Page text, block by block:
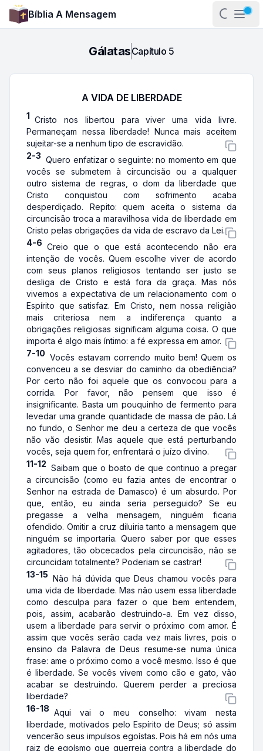
Bíblia A Mensagem
Abrir
GálatasCapítulo 5
A VIDA DE LIBERDADE
1 Cristo nos libertou para viver uma vida livre.
Permaneçam nessa liberdade! Nunca mais aceitem
sujeitar-se a nenhum tipo de escravidão.
2-3 Quero enfatizar o seguinte: no momento em que
vocês se submetem à circuncisão ou a qualquer
outro sistema de regras, o dom da liberdade que
Cristo conquistou com sofrimento acaba
desperdiçado. Repito: quem aceita o sistema da
circuncisão troca a maravilhosa vida de liberdade em
Cristo pelas obrigações da vida de escravo da Lei.
4-6 Creio que o que está acontecendo não era
intenção de vocês. Quem escolhe viver de acordo
com seus planos religiosos tentando ser justo se
desliga de Cristo e está fora da graça. Mas nós
vivemos a expectativa de um relacionamento com o
Espírito que satisfaz. Em Cristo, nem nossa religião
mais criteriosa nem a indiferença quanto a
obrigações religiosas significam alguma coisa. O que
importa é algo mais íntimo: a fé expressa em amor.
7-10 Vocês estavam correndo muito bem! Quem os
convenceu a se desviar do caminho da obediência?
Por certo não foi aquele que os convocou para a
corrida. Por favor, não pensem que isso é
insignificante. Basta um pouquinho de fermento para
levedar uma grande quantidade de massa de pão. Lá
no fundo, o Senhor me deu a certeza de que vocês
não vão desistir. Mas aquele que está perturbando
vocês, seja quem for, enfrentará o juízo divino.
11-12 Saibam que o boato de que continuo a pregar
a circuncisão (como eu fazia antes de encontrar o
Senhor na estrada de Damasco) é um absurdo. Por
que, então, eu ainda seria perseguido? Se eu
pregasse a velha mensagem, ninguém ficaria
ofendido. Omitir a cruz diluiria tanto a mensagem que
ninguém se importaria. Quero saber por que esses
agitadores, tão obcecados pela circuncisão, não se
circuncidam totalmente? Poderiam se castrar!
13-15 Não há dúvida que Deus chamou vocês para
uma vida de liberdade. Mas não usem essa liberdade
como desculpa para fazer o que bem entendem,
pois, assim, acabarão destruindo-a. Em vez disso,
usem a liberdade para servir o próximo com amor. É
assim que vocês serão cada vez mais livres, pois o
ensino da Palavra de Deus resume-se numa única
frase: ame o próximo como a você mesmo. Isso é que
é liberdade. Se vocês vivem como cão e gato, vão
acabar se destruindo. Querem perder a preciosa
liberdade?
16-18 Aqui vai o meu conselho: vivam nesta
liberdade, motivados pelo Espírito de Deus; só assim
vencerão seus impulsos egoístas. Pois há em nós uma
raiz de egoísmo que guerreia contra a liberdade do